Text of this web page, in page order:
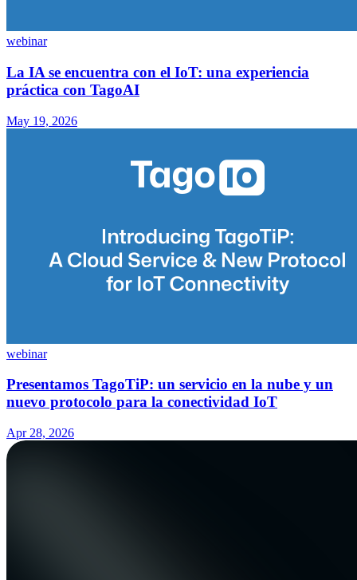
webinar
La IA se encuentra con el IoT: una experiencia
práctica con TagoAI
May 19, 2026
webinar
Presentamos TagoTiP: un servicio en la nube y un
nuevo protocolo para la conectividad IoT
Apr 28, 2026